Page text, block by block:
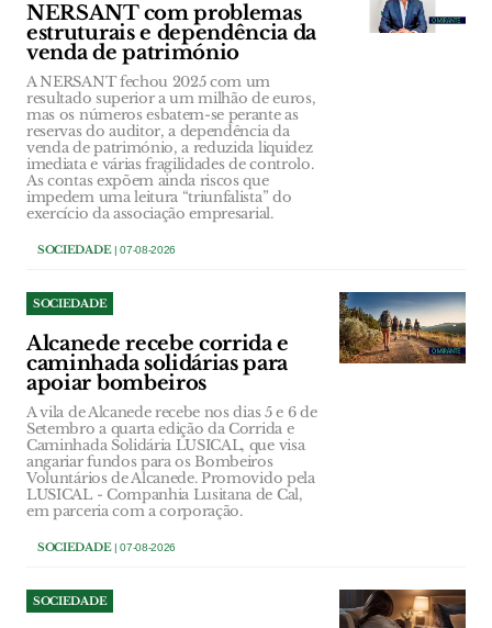
NERSANT com problemas
estruturais e dependência da
venda de património
A NERSANT fechou 2025 com um
resultado superior a um milhão de euros,
mas os números esbatem-se perante as
reservas do auditor, a dependência da
venda de património, a reduzida liquidez
imediata e várias fragilidades de controlo.
As contas expõem ainda riscos que
impedem uma leitura “triunfalista” do
exercício da associação empresarial.
SOCIEDADE| 07-08-2026
SOCIEDADE
Alcanede recebe corrida e
caminhada solidárias para
apoiar bombeiros
A vila de Alcanede recebe nos dias 5 e 6 de
Setembro a quarta edição da Corrida e
Caminhada Solidária LUSICAL, que visa
angariar fundos para os Bombeiros
Voluntários de Alcanede. Promovido pela
LUSICAL - Companhia Lusitana de Cal,
em parceria com a corporação.
SOCIEDADE| 07-08-2026
SOCIEDADE